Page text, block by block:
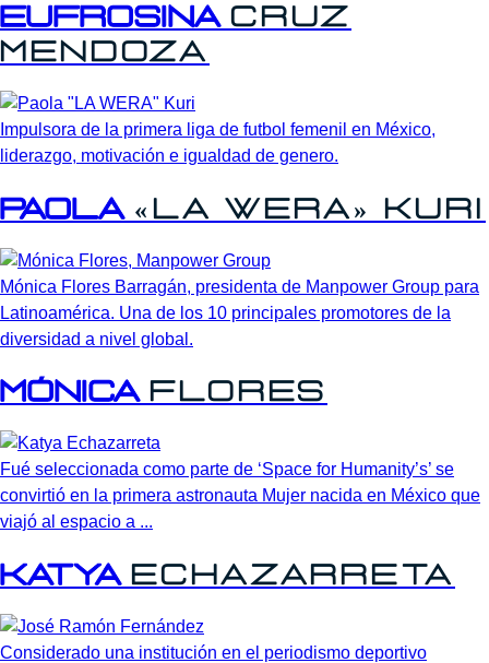
Eufrosina Cruz
Mendoza
Impulsora de la primera liga de futbol femenil en México,
liderazgo, motivación e igualdad de genero.
Paola «La Wera» Kuri
Mónica Flores Barragán, presidenta de Manpower Group para
Latinoamérica. Una de los 10 principales promotores de la
diversidad a nivel global.
Mónica Flores
Fué seleccionada como parte de ‘Space for Humanity’s’ se
convirtió en la primera astronauta Mujer nacida en México que
viajó al espacio a ...
Katya Echazarreta
Considerado una institución en el periodismo deportivo